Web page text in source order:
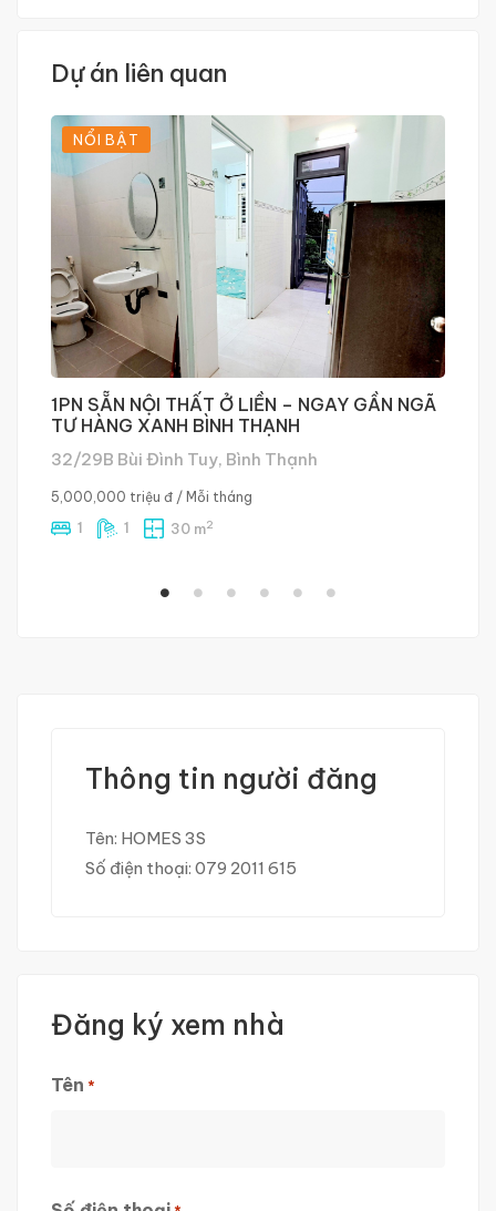
Dự án liên quan
NỔI BẬT
1PN SẴN NỘI THẤT Ở LIỀN – NGAY GẦN NGÃ
TƯ HÀNG XANH BÌNH THẠNH
32/29B Bùi Đình Tuy, Bình Thạnh
5,000,000 triệu đ / Mỗi tháng
1 1 30 m2
Thông tin người đăng
Tên: HOMES 3S
Số điện thoại: 079 2011 615
Đăng ký xem nhà
Tên *